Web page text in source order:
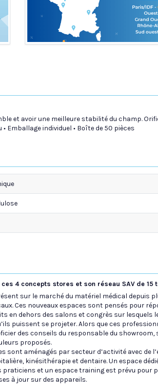
et avoir une meilleure stabilité du champ.
Emballage individuel • Boîte de 50 pièces
ces 4 concepts stores et son réseau SAV de 15
sur le marché du matériel médical depuis
Ces nouveaux espaces sont pensés pour
en dehors des salons et congrès sur lesquels
puissent se projeter. Alors que ces
des conseils du responsable du
proposés.
sont aménagés par secteur d’activité avec de
kinésithérapie et dentaire. Un espace
praticiens et un espace training est prévu pour
à jour sur des appareils.